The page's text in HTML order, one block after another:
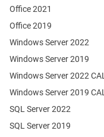
Office 2021
Office 2019
Windows Server 2022
Windows Server 2019
SQL Server 2022
SQL Server 2019
Windows Server 2022 CAL
Windows Server 2019 CAL